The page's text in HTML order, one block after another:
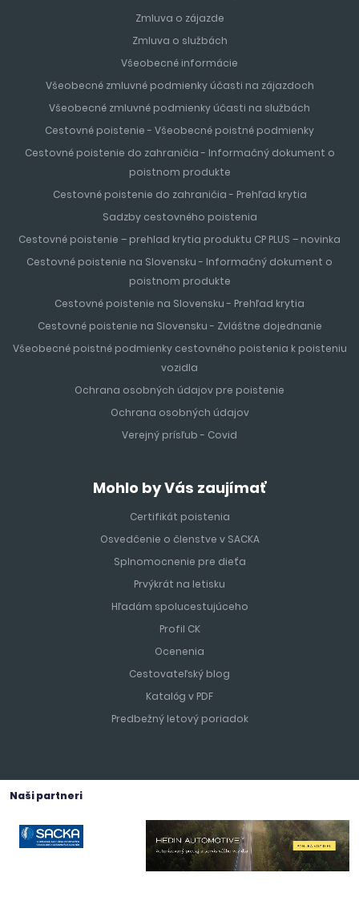
Zmluva o zájazde
Zmluva o službách
Všeobecné informácie
Všeobecné zmluvné podmienky účasti na zájazdoch
Všeobecné zmluvné podmienky účasti na službách
Cestovné poistenie - Všeobecné poistné podmienky
Cestovné poistenie do zahraničia - Informačný dokument o
poistnom produkte
Cestovné poistenie do zahraničia - Prehľad krytia
Sadzby cestovného poistenia
Cestovné poistenie – prehlad krytia produktu CP PLUS – novinka
Cestovné poistenie na Slovensku - Informačný dokument o
poistnom produkte
Cestovné poistenie na Slovensku - Prehľad krytia
Cestovné poistenie na Slovensku - Zvláštne dojednanie
Všeobecné poistné podmienky cestovného poistenia k poisteniu
vozidla
Ochrana osobných údajov pre poistenie
Ochrana osobných údajov
Verejný prísľub - Covid
Mohlo by Vás zaujímať
Certifikát poistenia
Osvedčenie o členstve v SACKA
Splnomocnenie pre dieťa
Prvýkrát na letisku
Hľadám spolucestujúceho
Profil CK
Ocenenia
Cestovateľský blog
Katalóg v PDF
Predbežný letový poriadok
Naši partneri